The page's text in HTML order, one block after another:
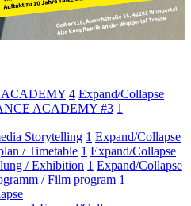
ACADEMY 4 Expand/Collapse
ACADEMY #3 1
Storytelling 1 Expand/Collapse
/ Timetable 1 Expand/Collapse
/ Exhibition 1 Expand/Collapse
/ Film program 1